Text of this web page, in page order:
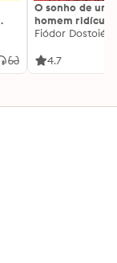
O sonho de um
homem ridículo
Fiódor
4.7